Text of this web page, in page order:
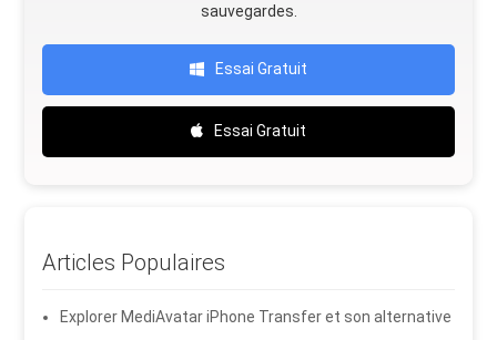
sauvegardes.
Essai Gratuit
Essai Gratuit
Articles Populaires
Explorer MediAvatar iPhone Transfer et son alternative